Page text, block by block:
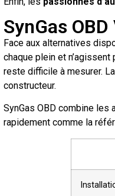
SynGas
Face aux alternatives
chaque plein et
reste difficile à mesurer.
constructeur.
SynGas OBD combine les
rapidement comme la